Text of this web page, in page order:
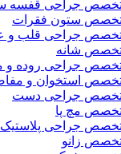
جراحی قفسه
ستون فقرات
جراحی قلب و
شانه
جراحی روده و
استخوان و
جراحی دست
مچ پا
جراحی
زانو